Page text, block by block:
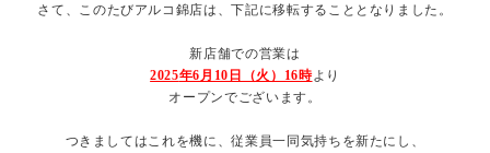
さて、このたびアルコ錦店は、下記に移転することとなりました。
新店舗での営業は
2025年6月10日（火）16時より
オープンでございます。
つきましてはこれを機に、従業員一同気持ちを新たにし、